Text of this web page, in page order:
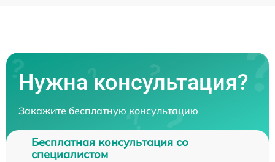
Нужна консультация?
Закажите бесплатную консультацию
Бесплатная консультация со
специалистом